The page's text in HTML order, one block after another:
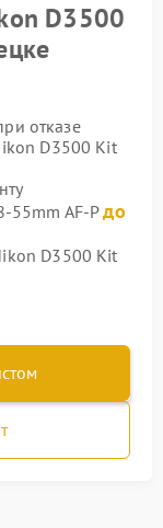
D3500
отказе
D3500 Kit
55mm AF-Pдо
D3500 Kit